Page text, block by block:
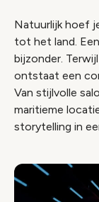
Natuurlijk hoef
tot het land.
bijzonder.
ontstaat een
Van stijlvolle
maritieme
storytelling in